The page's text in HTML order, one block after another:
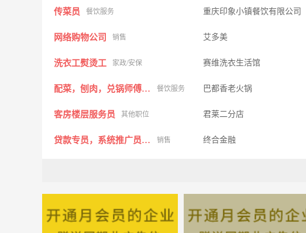
传菜员 餐饮服务 重庆印象小镇餐饮有限公司
网络购物公司 销售 艾多美
洗衣工熨烫工 家政/安保 赛维洗衣生活馆
配菜，刨肉，兑锅师傅，收银员 餐饮服务 巴都香老火锅
客房楼层服务员 其他职位 君莱二分店
贷款专员，系统推广员，资料员 销售 终合金融
大车司机 司机 私人